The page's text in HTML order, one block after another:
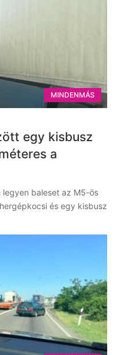
MINDENMÁS
egy kisbusz
a
legyen baleset az M5-ös
és egy kisbusz